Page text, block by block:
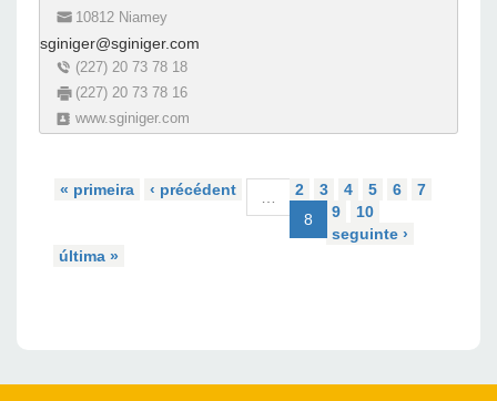
10812 Niamey
sginiger@sginiger.com
(227) 20 73 78 18
(227) 20 73 78 16
www.sginiger.com
« primeira ‹ précédent … 2 3 4 5 6
7
8
9
10
seguinte ›
última »